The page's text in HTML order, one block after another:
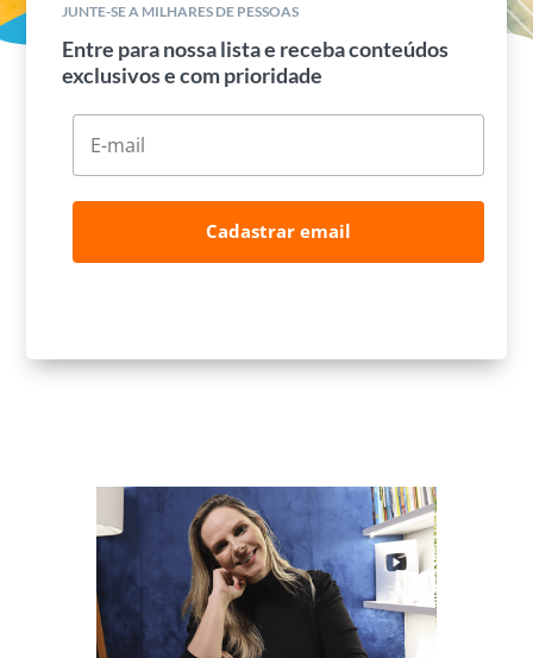
JUNTE-SE A MILHARES DE PESSOAS
Entre para nossa lista e receba conteúdos
exclusivos e com prioridade
Cadastrar email